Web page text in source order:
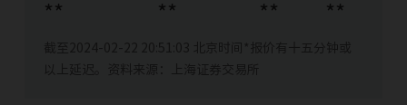
** ** ** **